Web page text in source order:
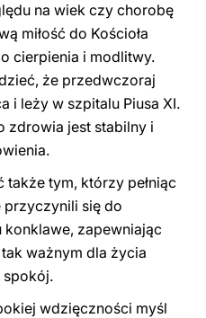
na wiek czy chorobę
miłość do Kościoła
cierpienia i modlitwy.
że przedwczoraj
i leży w szpitalu Piusa XI.
zdrowia jest stabilny i
tym, którzy pełniąc
się do
zapewniając
ważnym dla życia
spokój.
wdzięczności myśl